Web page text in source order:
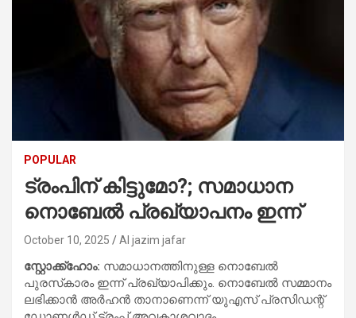
POPULAR
ട്രംപിന് കിട്ടുമോ?; സമാധാന
നൊബേല്‍ പ്രഖ്യാപനം ഇന്ന്
October 10, 2025 Al jazim jafar
സ്റ്റോക്ക്ഹോം: സമാധാനത്തിനുള്ള നൊബേല്‍
പുരസ്‌കാരം ഇന്ന് പ്രഖ്യാപിക്കും. നൊബേല്‍ സമ്മാനം
ലഭിക്കാന്‍ അര്‍ഹന്‍ താനാണെന്ന് യുഎസ് പ്രസിഡന്റ്